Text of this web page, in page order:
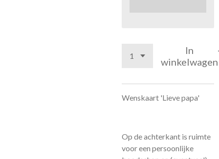
In
winkelwagen
Wenskaart 'Lieve papa'
Op de achterkant is ruimte
voor een persoonlijke